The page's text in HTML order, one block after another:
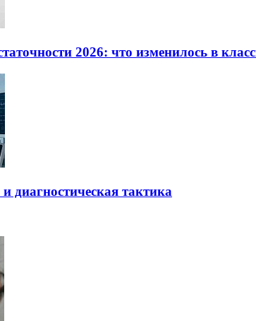
2026: что изменилось в
диагностическая тактика